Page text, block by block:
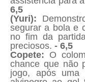
6,5
(Yuri):
segurar a bola e
no fim da
preciosos. - 6,5
Copete: O
chance que não
jogo, após uma